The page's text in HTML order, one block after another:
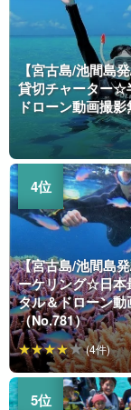
【宮古島/池間島
貸切チャーター☆
ドローン動画撮
【宮古島/池間島
ーケリング☆日本
タル＆ドローン
（No.781）
(4件)